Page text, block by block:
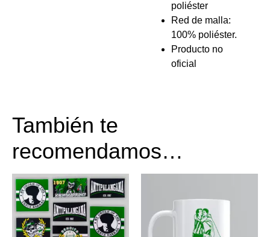
poliéster
Red de malla:
100% poliéster.
Producto no
oficial
También te
recomendamos…